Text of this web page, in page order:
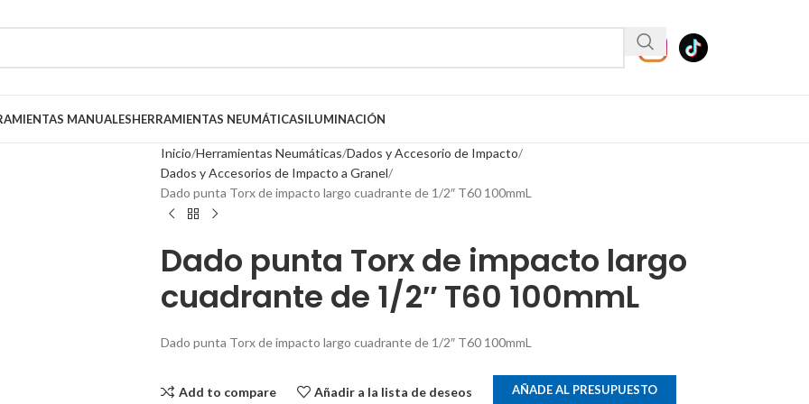
MANUALESHERRAMIENTAS NEUMÁTICASILUMINACIÓN
Inicio Herramientas Neumáticas Dados y Accesorio de Impacto
Dados y Accesorios de Impacto a Granel
Dado punta Torx de impacto largo cuadrante de 1/2″ T60 100mmL
Dado punta Torx de impacto largo
cuadrante de 1/2″ T60 100mmL
Dado punta Torx de impacto largo cuadrante de 1/2″ T60 100mmL
Add to compare Añadir a la lista de deseos AÑADE AL PRESUPUESTO